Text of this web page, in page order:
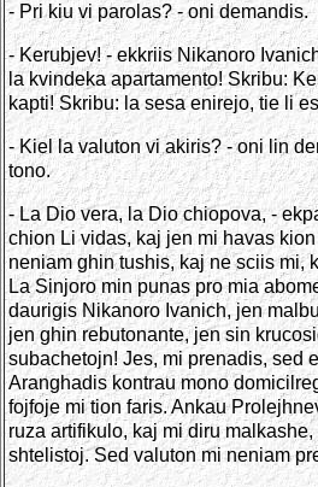
- Pri kiu vi parolas? - oni demandis.
- Kerubjev! - ekkriis Nikanoro
la kvindeka apartamento! Skribu:
kapti! Skribu: la sesa enirejo, tie li
- Kiel la valuton vi akiris? - oni lin
tono.
- La Dio vera, la Dio chiopova, -
chion Li vidas, kaj jen mi havas
neniam ghin tushis, kaj ne sciis mi,
La Sinjoro min punas pro mia
daurigis Nikanoro Ivanich, jen
jen ghin rebutonante, jen sin
subachetojn! Jes, mi prenadis, sed
Aranghadis kontrau mono
fojfoje mi tion faris. Ankau
ruza artifikulo, kaj mi diru
shtelistoj. Sed valuton mi neniam